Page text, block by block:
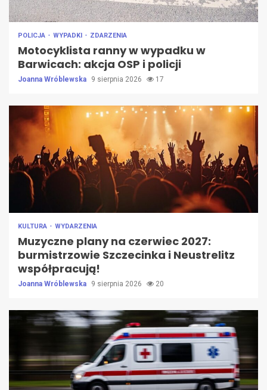
POLICJA WYPADKI ZDARZENIA
Motocyklista ranny w wypadku w
Barwicach: akcja OSP i policji
Joanna Wróblewska 9 sierpnia 2026 17
KULTURA WYDARZENIA
Muzyczne plany na czerwiec 2027:
burmistrzowie Szczecinka i Neustrelitz
współpracują!
Joanna Wróblewska 9 sierpnia 2026 20